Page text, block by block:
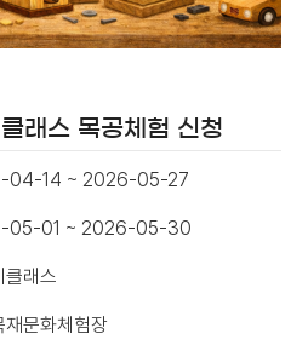
래스 목공체험 신청
04-14 ~ 2026-05-27
05-01 ~ 2026-05-30
클래스
재문화체험장